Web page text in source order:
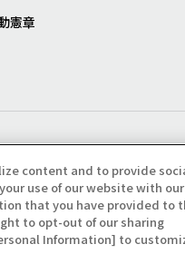
憲章
content and to provide
use of our website with
that you have provided to
to opt-out of our sharing
Information] to